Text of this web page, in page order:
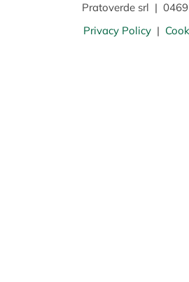
Pratoverde srl |
Privacy Policy |